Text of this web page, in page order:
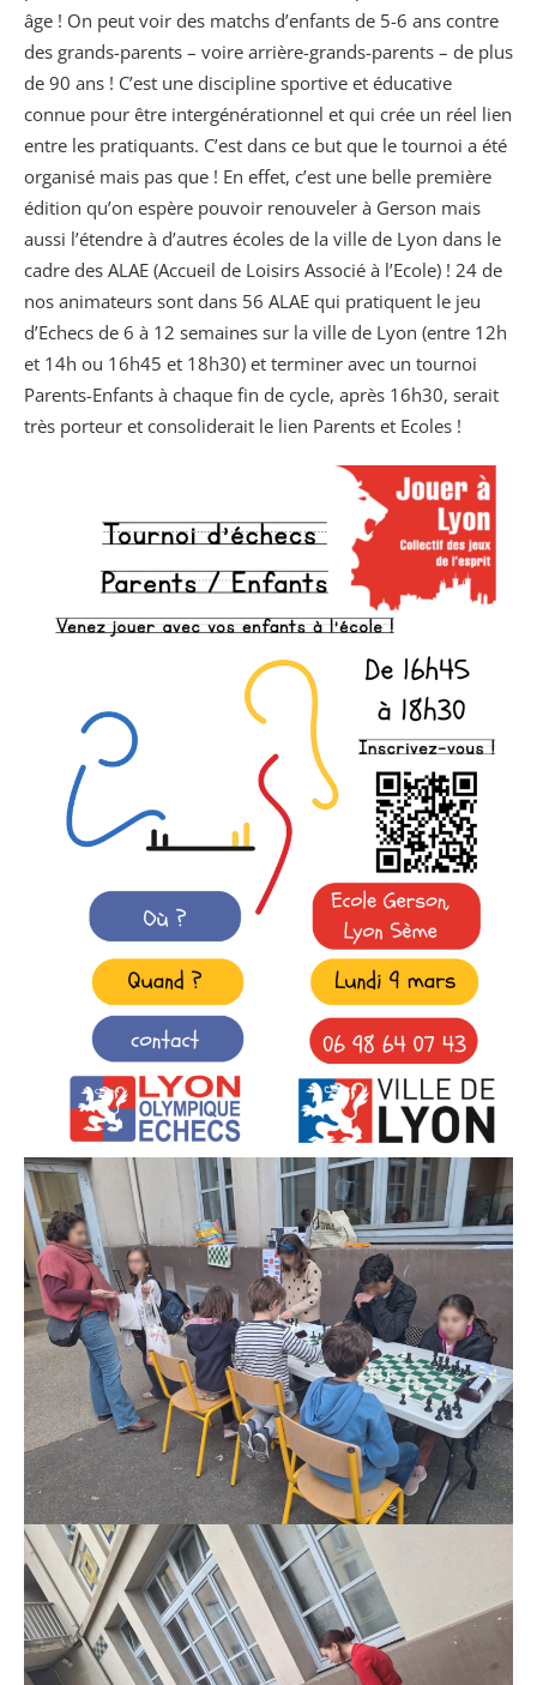
âge ! On peut voir des matchs d’enfants de 5-6 ans contre
des grands-parents – voire arrière-grands-parents – de plus
de 90 ans ! C’est une discipline sportive et éducative
connue pour être intergénérationnel et qui crée un réel lien
entre les pratiquants. C’est dans ce but que le tournoi a été
organisé mais pas que ! En effet, c’est une belle première
édition qu’on espère pouvoir renouveler à Gerson mais
aussi l’étendre à d’autres écoles de la ville de Lyon dans le
cadre des ALAE (Accueil de Loisirs Associé à l’Ecole) ! 24 de
nos animateurs sont dans 56 ALAE qui pratiquent le jeu
d’Echecs de 6 à 12 semaines sur la ville de Lyon (entre 12h
et 14h ou 16h45 et 18h30) et terminer avec un tournoi
Parents-Enfants à chaque fin de cycle, après 16h30, serait
très porteur et consoliderait le lien Parents et Ecoles !